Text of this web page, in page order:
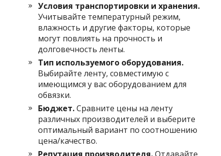
Условия транспортировки и хранения.
Учитывайте температурный режим,
влажность и другие факторы, которые
могут повлиять на прочность и
долговечность ленты.
Тип используемого оборудования.
Выбирайте ленту, совместимую с
имеющимся у вас оборудованием для
обвязки.
Бюджет.Сравните цены на ленту
различных производителей и выберите
оптимальный вариант по соотношению
цена/качество.